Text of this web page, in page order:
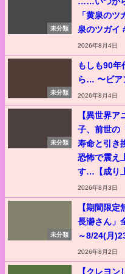
未分類
「黄泉の
泉のツガイ
2026年8月4日
未分類
もしも90
ら… 〜ビア
2026年8月4日
未分類
【異世界
子、前世の
寿命と引き
恐怖で震え
す…【成り
2026年8月3日
未分類
【期間限定
長瀞さん」
～8/24(月
2026年8月2日
【クレヨ